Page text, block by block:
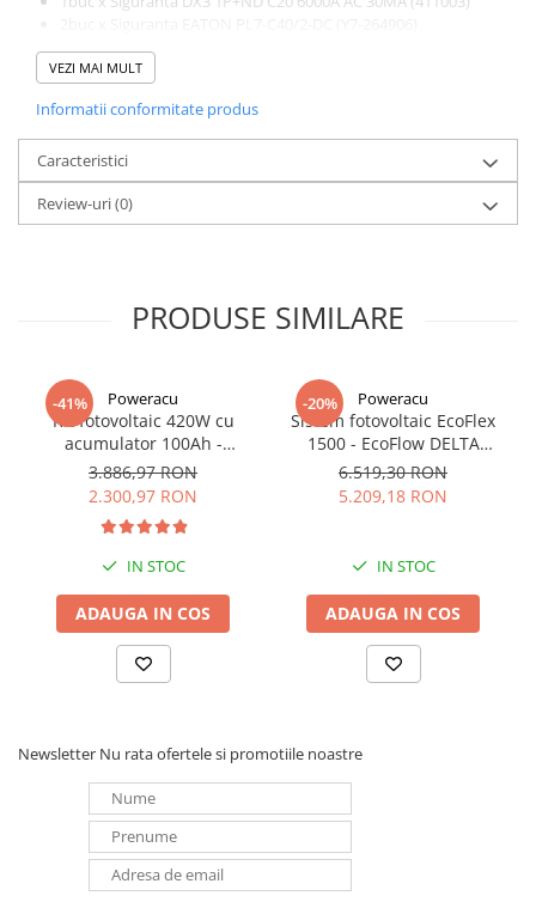
15 set x Set conectori MC4 ( +/-) Solarmodul Prevent (SY-
CC4K))
Garantie panouri 12 ani!
VEZI MAI MULT
Informatii conformitate produs
Caracteristici
Review-uri(0)
PRODUSE SIMILARE
-41% Poweracu
Kit fotovoltaic 420W cu
acumulator 100Ah -
utilizare 12Vcc
3.886,97 RON
2.300,97 RON
IN STOC
ADAUGA IN COS
-20% Poweracu
Sistem fotovoltaic EcoFlex
1500 - EcoFlow DELTA
1500+Panou Solar Semi-
Flexibil SOLARFAM 100W
6.519,30 RON
5.209,18 RON
IN STOC
ADAUGA IN COS
Newsletter Nu rata ofertele si promotiile noastre